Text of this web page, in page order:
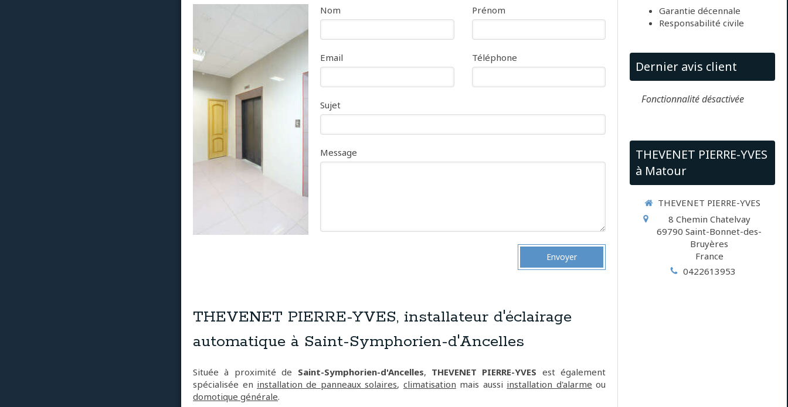
Nom Prénom
Email Téléphone
Sujet
Message
Envoyer
THEVENET PIERRE-YVES, installateur d'éclairage
automatique à Saint-Symphorien-d'Ancelles
Située à proximité de Saint-Symphorien-d'Ancelles, THEVENET PIERRE-YVES est également
spécialisée en installation de panneaux solaires, climatisation mais aussi installation d'alarme ou
domotique générale.
Garantie décennale
Responsabilité civile
Dernier avis client
Fonctionnalité désactivée
THEVENET PIERRE-YVES
à Matour
THEVENET PIERRE-YVES
8 Chemin Chatelvay
69790 Saint-Bonnet-des-
Bruyères
France
0422613953